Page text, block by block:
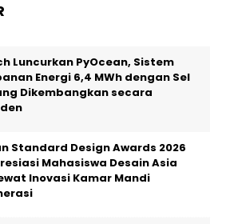
Luncurkan PyOcean, Sistem
Energi 6,4 MWh dengan Sel
Dikembangkan secara
Standard Design Awards 2026
Mahasiswa Desain Asia
Inovasi Kamar Mandi